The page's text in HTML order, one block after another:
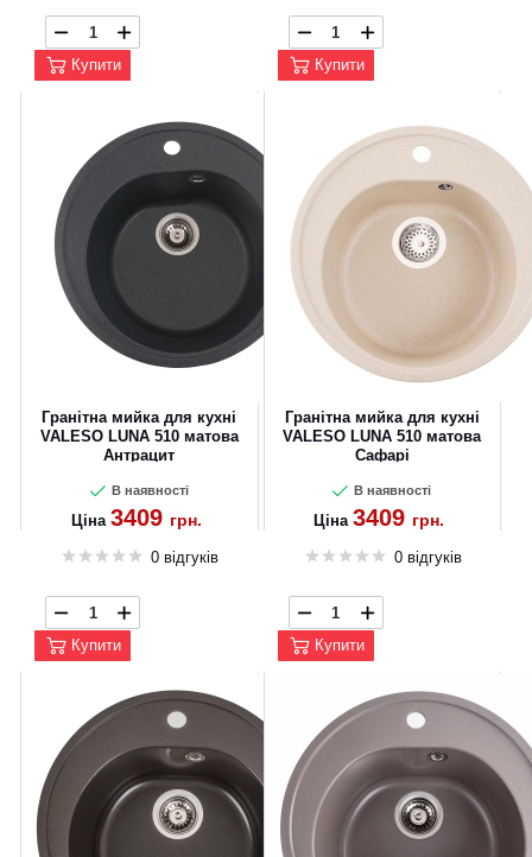
Купити Купити
Гранітна мийка для кухні
VALESO LUNA 510 матова
Антрацит
В наявності
Ціна 3409 грн.
0 відгуків
Купити
Гранітна мийка для кухні
VALESO LUNA 510 матова
Сафарі
В наявності
Ціна 3409 грн.
0 відгуків
Купити